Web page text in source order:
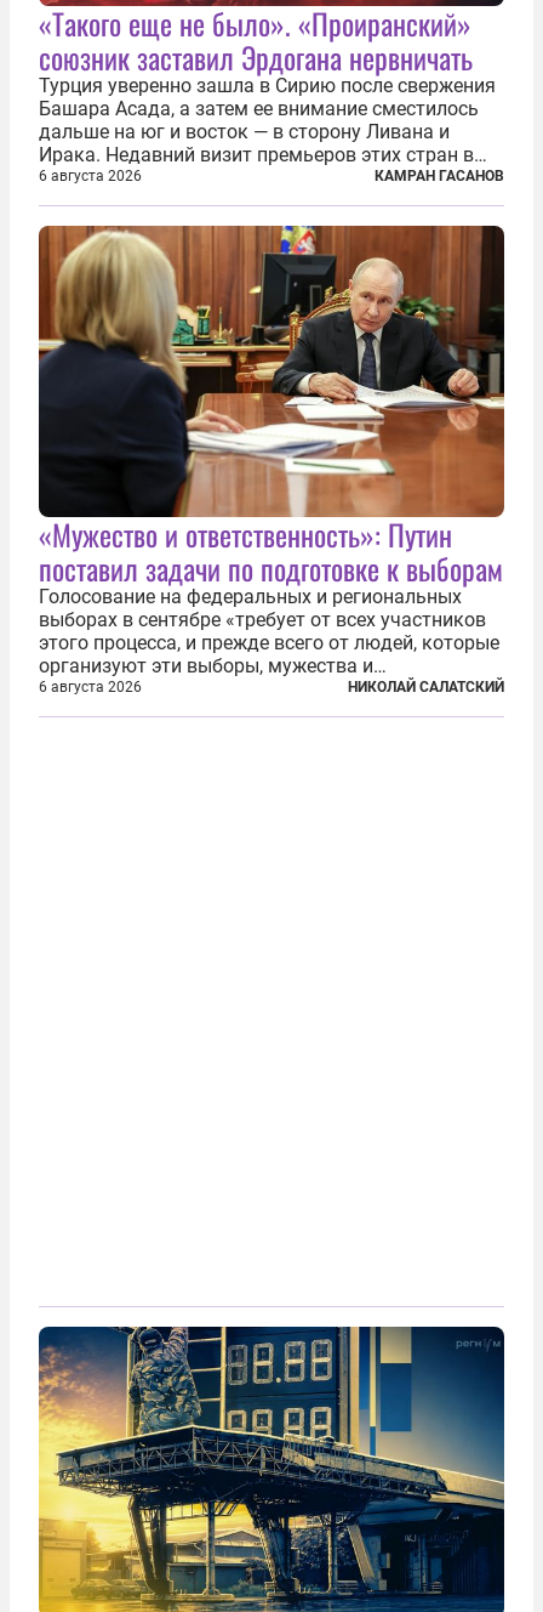
«Такого еще не было». «Проиранский»
союзник заставил Эрдогана нервничать
Турция уверенно зашла в Сирию после свержения
Башара Асада, а затем ее внимание сместилось
дальше на юг и восток — в сторону Ливана и
Ирака. Недавний визит премьеров этих стран в
Анкару, договоры об участии турецкой компании
TPAO в разработке нефти иракского Киркука и
«Дороги развития» подтверждают...
6 августа 2026 КАМРАН ГАСАНОВ
«Мужество и ответственность»: Путин
поставил задачи по подготовке к выборам
Голосование на федеральных и региональных
выборах в сентябре «требует от всех участников
этого процесса, и прежде всего от людей, которые
организуют эти выборы, мужества и
ответственного отношения к формированию
власти», — подчеркнул президент Владимир Путин
6 августа 2026 НИКОЛАЙ САЛАТСКИЙ